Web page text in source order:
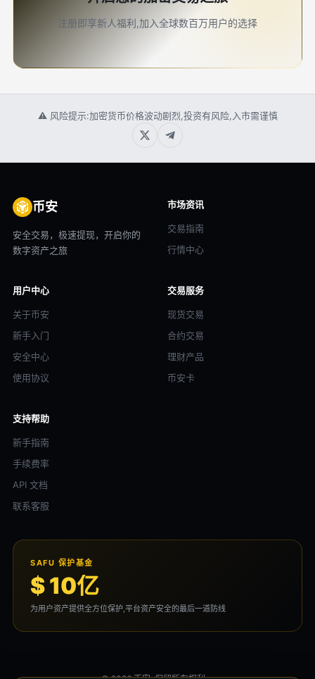
注册即享新人福利,加入全球数百万用户的选择
⚠ 风险提示:加密货币价格波动剧烈,投资有风险,入市需谨慎
币安
安全交易，极速提现，开启你的
数字资产之旅
市场资讯
交易指南
行情中心
用户中心
关于币安
新手入门
安全中心
使用协议
交易服务
现货交易
合约交易
理财产品
币安卡
支持帮助
新手指南
手续费率
API 文档
联系客服
SAFU 保护基金
$ 10亿
为用户资产提供全方位保护,平台资产安全的最后一道防线